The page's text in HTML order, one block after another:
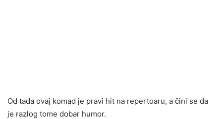
Od tada ovaj komad je pravi hit na repertoaru, a čini se da
je razlog tome dobar humor.